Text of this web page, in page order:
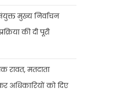
मुख्य निर्वाचन
की दी पूरी
रावत, मतदाता
अधिकारियों को दिए